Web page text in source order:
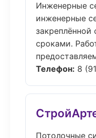
Инженерные
инженерные
сроками.
Телефон: 8
Потолочные